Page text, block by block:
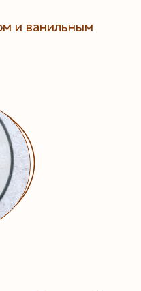
и ванильным